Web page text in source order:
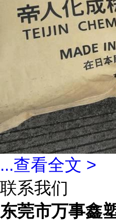
...查看全文 >
联系我们
东莞市万事鑫